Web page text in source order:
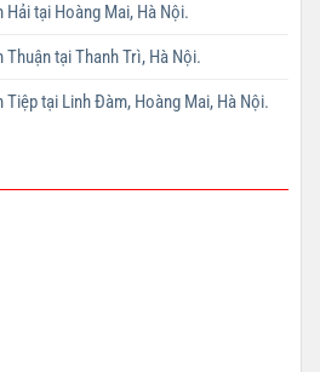
tại Hoàng Mai, Hà Nội.
tại Thanh Trì, Hà Nội.
Tiệp tại Linh Đàm, Hoàng Mai, Hà Nội.